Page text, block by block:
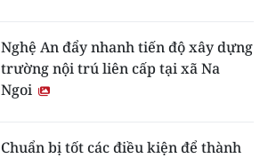
Nghệ An đẩy nhanh tiến độ xây dựng
trường nội trú liên cấp tại xã Na
Ngoi
Chuẩn bị tốt các điều kiện để thành